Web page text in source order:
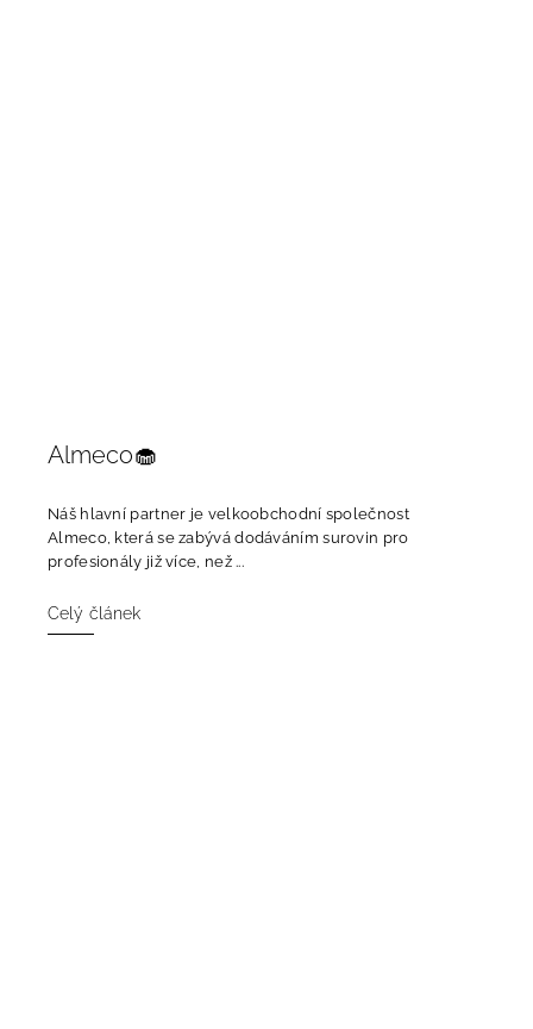
Almeco🧁
Náš hlavní partner je velkoobchodní společnost
Almeco, která se zabývá dodáváním surovin pro
profesionály již více, než ...
Celý článek